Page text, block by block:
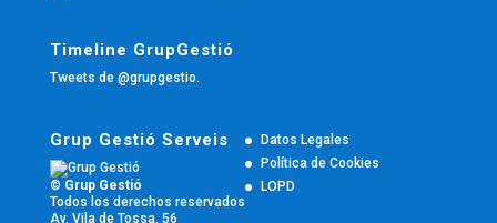
Timeline GrupGestió
Tweets de @grupgestio.
Grup Gestió Serveis
© Grup Gestió
Todos los derechos reservados
Av. Vila de Tossa, 56
Datos Legales
Política de Cookies
LOPD